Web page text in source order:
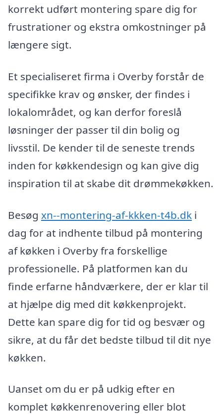
korrekt udført montering spare dig for
frustrationer og ekstra omkostninger på
længere sigt.
Et specialiseret firma i Overby forstår de
specifikke krav og ønsker, der findes i
lokalområdet, og kan derfor foreslå
løsninger der passer til din bolig og
livsstil. De kender til de seneste trends
inden for køkkendesign og kan give dig
inspiration til at skabe dit drømmekøkken.
Besøg xn--montering-af-kkken-t4b.dk i
dag for at indhente tilbud på montering
af køkken i Overby fra forskellige
professionelle. På platformen kan du
finde erfarne håndværkere, der er klar til
at hjælpe dig med dit køkkenprojekt.
Dette kan spare dig for tid og besvær og
sikre, at du får det bedste tilbud til dit nye
køkken.
Uanset om du er på udkig efter en
komplet køkkenrenovering eller blot